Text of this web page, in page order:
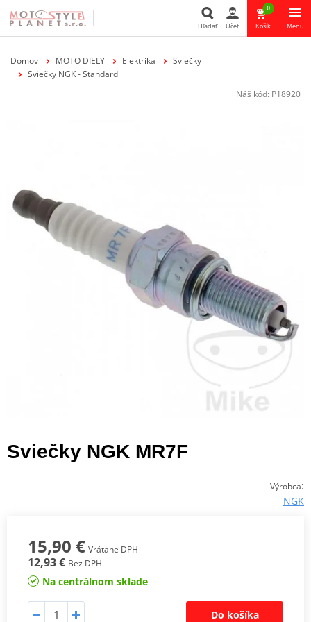
Hľadať Účet
0
Košík Menu
Domov MOTO DIELY Elektrika
Sviečky
Sviečky NGK - Standard
Náš kód: P18920
Sviečky NGK MR7F
Výrobca:
NGK
15,90 € Vrátane DPH
12,93 € Bez DPH
Na centrálnom sklade
Do košíka